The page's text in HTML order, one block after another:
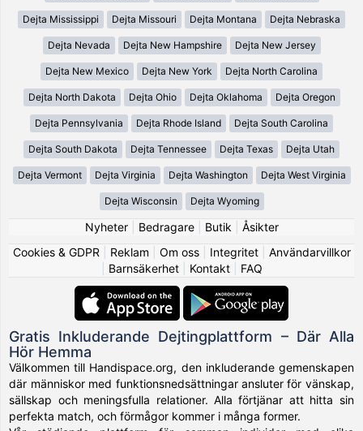
Dejta Mississippi Dejta Missouri Dejta Montana Dejta Nebraska
Dejta Nevada Dejta New Hampshire Dejta New Jersey
Dejta New Mexico Dejta New York Dejta North Carolina
Dejta North Dakota Dejta Ohio Dejta Oklahoma Dejta Oregon
Dejta Pennsylvania Dejta Rhode Island Dejta South Carolina
Dejta South Dakota Dejta Tennessee Dejta Texas Dejta Utah
Dejta Vermont Dejta Virginia Dejta Washington Dejta West Virginia
Dejta Wisconsin Dejta Wyoming
Nyheter| Bedragare| Butik
Åsikter
Cookies & GDPR
Reklam Om oss| Integritet| Användarvillkor
Barnsäkerhet| Kontakt| FAQ
Gratis Inkluderande Dejtingplattform – Där Alla
Hör Hemma
Välkommen till Handispace.org, den inkluderande gemenskapen
där människor med funktionsnedsättningar ansluter för vänskap,
sällskap och meningsfulla relationer. Alla förtjänar att hitta sin
perfekta match, och förmågor kommer i många former.